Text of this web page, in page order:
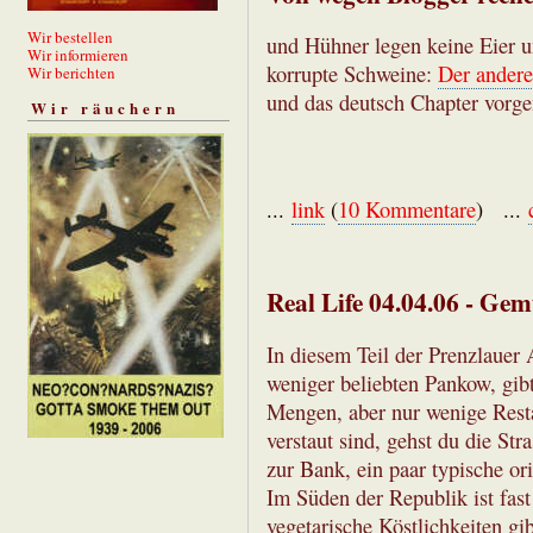
Wir bestellen
Wir informieren
Wir berichten
Wir räuchern
und Hühner legen keine Eier
korrupte Schweine: Der
und das deutsch Chapter
... link(10 Kommentare) ...
Real Life 04.04.06 -
In diesem Teil der Prenzlauer
weniger beliebten Pankow,
Mengen, aber nur wenige
verstaut sind, gehst du die
zur Bank, ein paar typische
Im Süden der Republik ist
vegetarische Köstlichkeiten